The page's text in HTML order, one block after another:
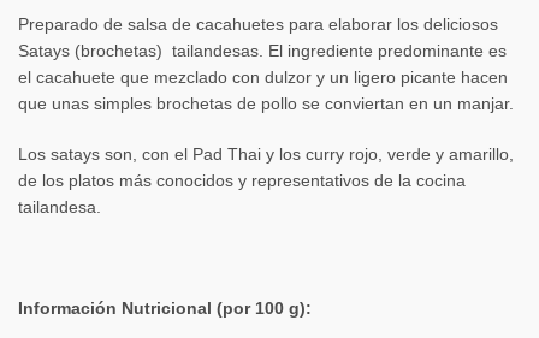
Preparado de salsa de cacahuetes para elaborar los deliciosos
Satays (brochetas) tailandesas. El ingrediente predominante es
el cacahuete que mezclado con dulzor y un ligero picante hacen
que unas simples brochetas de pollo se conviertan en un manjar.
Los satays son, con el Pad Thai y los curry rojo, verde y amarillo,
de los platos más conocidos y representativos de la cocina
tailandesa.
Información Nutricional (por 100 g):